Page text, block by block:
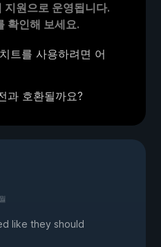
원으로 운영됩니다.
확인해 보세요.
트를 사용하려면 어
과 호환될까요?
like they should